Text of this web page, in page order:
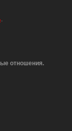
.
отношения.